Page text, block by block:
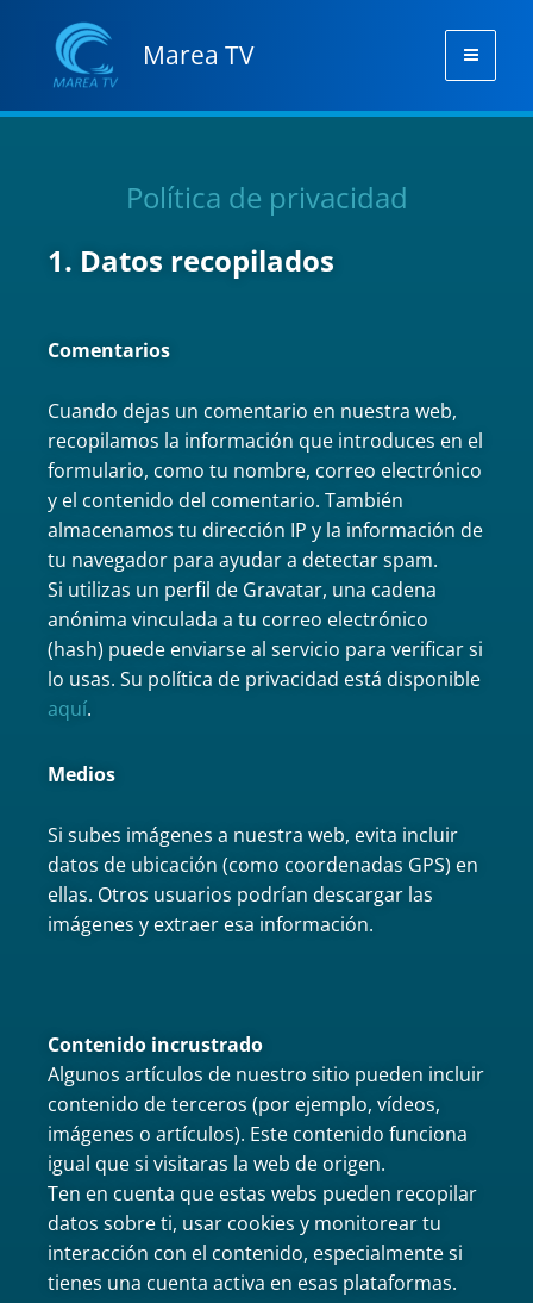
contenido
Marea TV
Política de privacidad
1. Datos recopilados
Comentarios
Cuando dejas un comentario en nuestra web,
recopilamos la información que introduces en el
formulario, como tu nombre, correo electrónico
y el contenido del comentario. También
almacenamos tu dirección IP y la información de
tu navegador para ayudar a detectar spam.
Si utilizas un perfil de Gravatar, una cadena
anónima vinculada a tu correo electrónico
(hash) puede enviarse al servicio para verificar si
lo usas. Su política de privacidad está disponible
aquí.
Medios
Si subes imágenes a nuestra web, evita incluir
datos de ubicación (como coordenadas GPS) en
ellas. Otros usuarios podrían descargar las
imágenes y extraer esa información.
Contenido incrustrado
Algunos artículos de nuestro sitio pueden incluir
contenido de terceros (por ejemplo, vídeos,
imágenes o artículos). Este contenido funciona
igual que si visitaras la web de origen.
Ten en cuenta que estas webs pueden recopilar
datos sobre ti, usar cookies y monitorear tu
interacción con el contenido, especialmente si
tienes una cuenta activa en esas plataformas.